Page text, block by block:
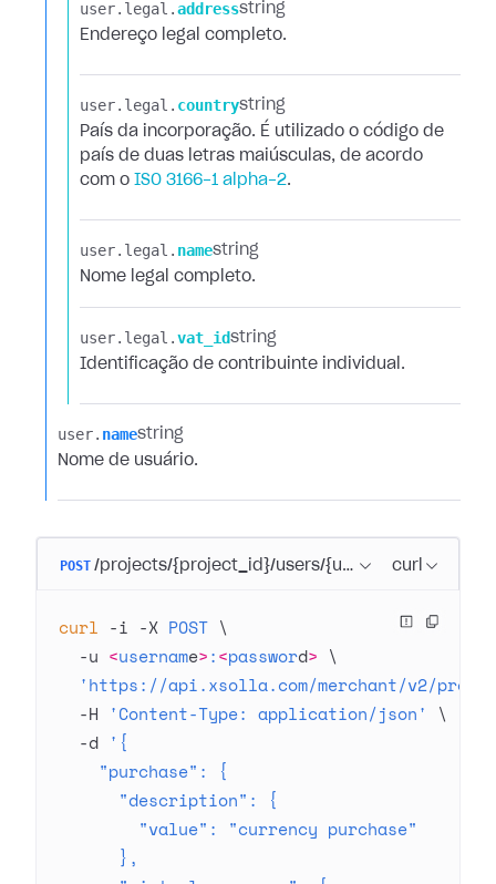
user.​ legal.​addressstring
Endereço legal completo.
user.​ legal.​ countrystring
País da incorporação. É utilizado o código de
país de duas letras maiúsculas, de acordo
com o ISO 3166-1 alpha-2.
user.​ legal.​ namestring
Nome legal completo.
user.​ legal.​vat_idstring
Identificação de contribuinte individual.
user.​ namestring
Nome de usuário.
POST /projects/{project_id}/users/{user_id}/curl
curl -i -X POST \
  -u
<username>:<password> \
'https://api.xsolla.com/merchant/v2/
  -H
'Content-Type: application/json'
\
  -d
'{
    "purchase": {
      "description": {
        "value": "currency purchase"
      },